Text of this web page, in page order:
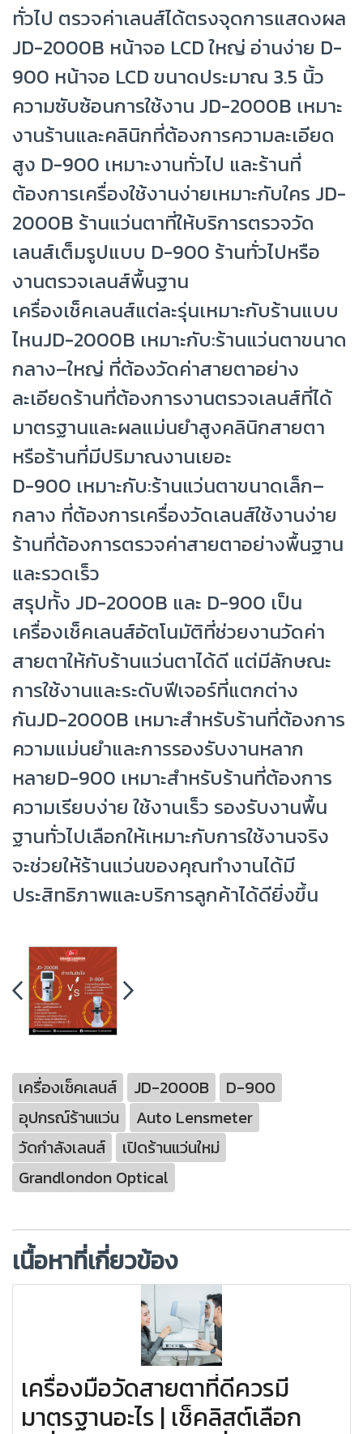
ทั่วไป ตรวจค่าเลนส์ได้ตรงจุดการแสดงผล
JD-2000B หน้าจอ LCD ใหญ่ อ่านง่าย D-
900 หน้าจอ LCD ขนาดประมาณ 3.5 นิ้ว
ความซับซ้อนการใช้งาน JD-2000B เหมาะ
งานร้านและคลินิกที่ต้องการความละเอียด
สูง D-900 เหมาะงานทั่วไป และร้านที่
ต้องการเครื่องใช้งานง่ายเหมาะกับใคร JD-
2000B ร้านแว่นตาที่ให้บริการตรวจวัด
เลนส์เต็มรูปแบบ D-900 ร้านทั่วไปหรือ
งานตรวจเลนส์พื้นฐาน
เครื่องเช็คเลนส์แต่ละรุ่นเหมาะกับร้านแบบ
ไหนJD-2000B เหมาะกับ:ร้านแว่นตาขนาด
กลาง–ใหญ่ ที่ต้องวัดค่าสายตาอย่าง
ละเอียดร้านที่ต้องการงานตรวจเลนส์ที่ได้
มาตรฐานและผลแม่นยำสูงคลินิกสายตา
หรือร้านที่มีปริมาณงานเยอะ
D-900 เหมาะกับ:ร้านแว่นตาขนาดเล็ก–
กลาง ที่ต้องการเครื่องวัดเลนส์ใช้งานง่าย
ร้านที่ต้องการตรวจค่าสายตาอย่างพื้นฐาน
และรวดเร็ว
สรุปทั้ง JD-2000B และ D-900 เป็น
เครื่องเช็คเลนส์อัตโนมัติที่ช่วยงานวัดค่า
สายตาให้กับร้านแว่นตาได้ดี แต่มีลักษณะ
การใช้งานและระดับฟีเจอร์ที่แตกต่าง
กันJD-2000B เหมาะสำหรับร้านที่ต้องการ
ความแม่นยำและการรองรับงานหลาก
หลายD-900 เหมาะสำหรับร้านที่ต้องการ
ความเรียบง่าย ใช้งานเร็ว รองรับงานพื้น
ฐานทั่วไปเลือกให้เหมาะกับการใช้งานจริง
จะช่วยให้ร้านแว่นของคุณทำงานได้มี
ประสิทธิภาพและบริการลูกค้าได้ดียิ่งขึ้น
เครื่องเช็คเลนส์ JD-2000B
D-900
อุปกรณ์ร้านแว่น
Auto Lensmeter
วัดกำลังเลนส์
เปิดร้านแว่นใหม่
Grandlondon Optical
เนื้อหาที่เกี่ยวข้อง
เครื่องมือวัดสายตาที่ดีควรมี
มาตรฐานอะไร | เช็คลิสต์เลือก